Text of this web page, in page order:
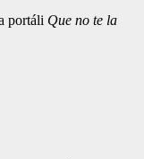
portáli Que no te la